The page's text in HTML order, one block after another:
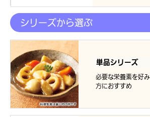
シリーズから選ぶ
単品シリーズ
必要な栄養素を好
方におすすめ